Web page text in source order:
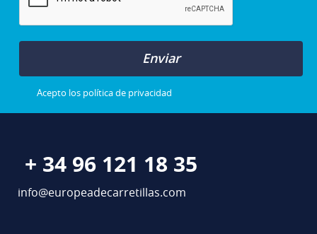
Enviar
Acepto los política de privacidad
+ 34 96 121 18 35
info@europeadecarretillas.com